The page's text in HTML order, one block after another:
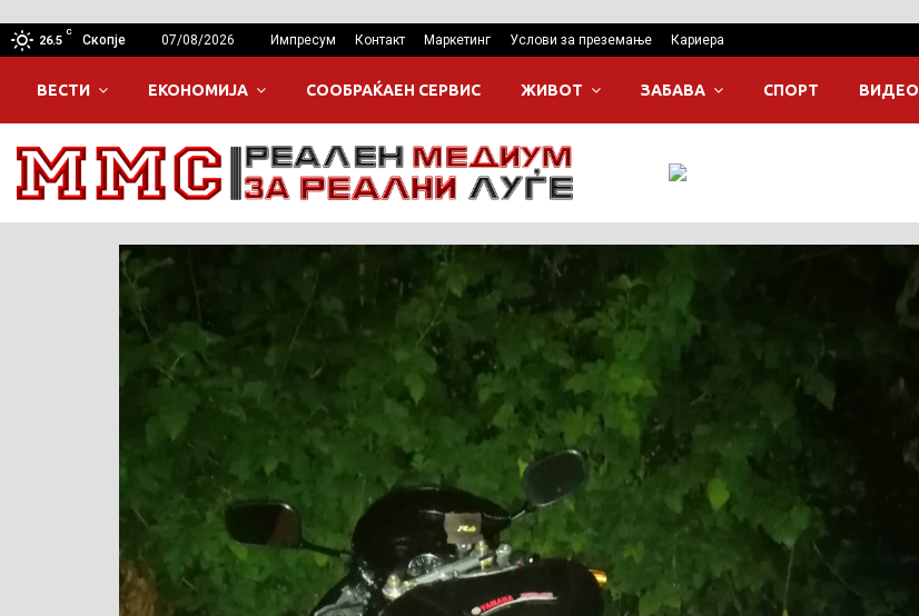
26.5
C
Скопје 07/08/2026 Импресум Контакт Маркетинг Услови за преземање Кариера
ВЕСТИ ЕКОНОМИЈА СООБРАЌАЕН СЕРВИС ЖИВОТ ЗАБАВА СПОРТ ВИДЕО